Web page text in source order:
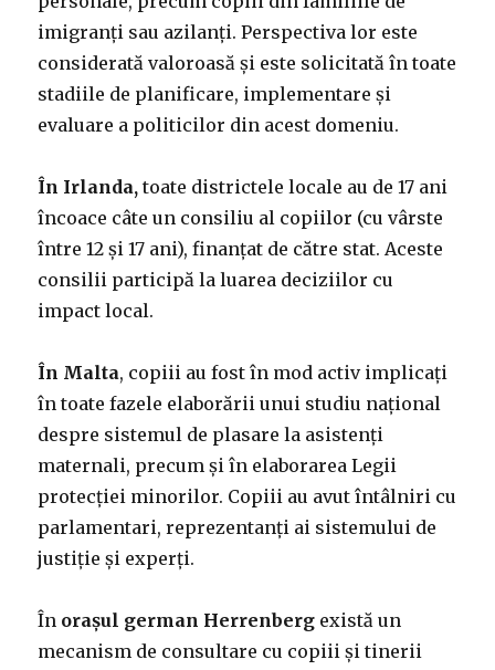
imigranți sau azilanți. Perspectiva lor este
considerată valoroasă și este solicitată în toate
stadiile de planificare, implementare și
evaluare a politicilor din acest domeniu.
În Irlanda, toate districtele locale au de 17 ani
încoace câte un consiliu al copiilor (cu vârste
între 12 și 17 ani), finanțat de către stat. Aceste
consilii participă la luarea deciziilor cu
impact local.
În Malta, copiii au fost în mod activ implicați
în toate fazele elaborării unui studiu național
despre sistemul de plasare la asistenți
maternali, precum și în elaborarea Legii
protecției minorilor. Copiii au avut întâlniri cu
parlamentari, reprezentanți ai sistemului de
justiție și experți.
În orașul german Herrenberg există un
mecanism de consultare cu copiii și tinerii